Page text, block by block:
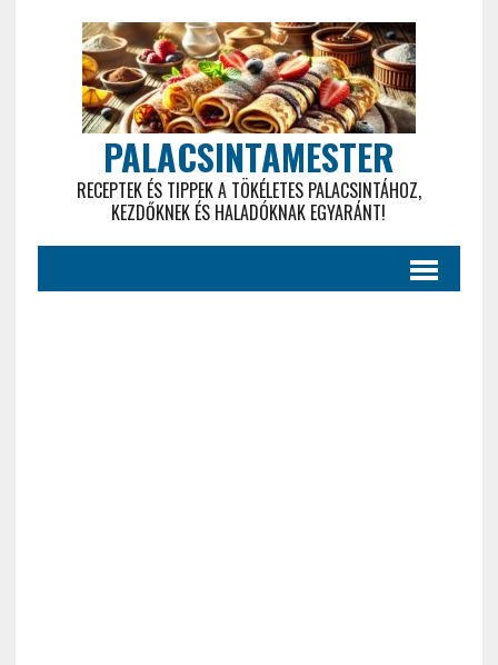
PALACSINTAMESTER
RECEPTEK ÉS TIPPEK A TÖKÉLETES PALACSINTÁHOZ,
KEZDŐKNEK ÉS HALADÓKNAK EGYARÁNT!